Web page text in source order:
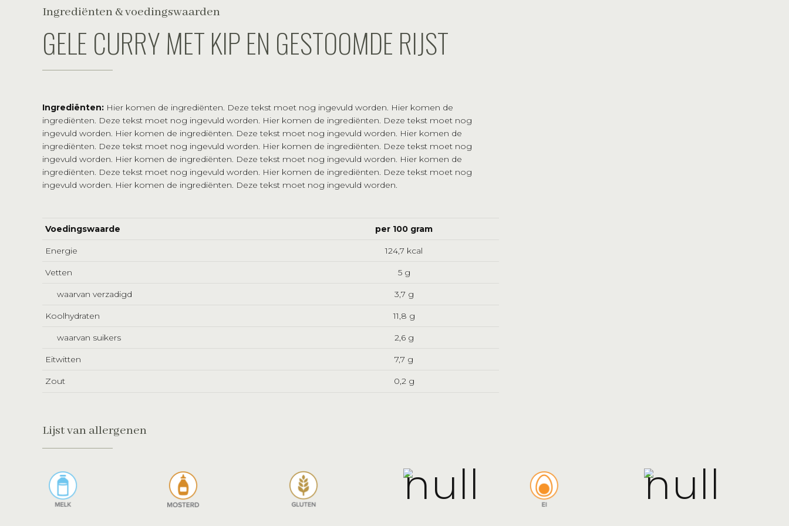
Ingrediënten & voedingswaarden
GELE CURRY MET KIP EN GESTOOMDE RIJST
Ingrediënten: Hier komen de ingrediënten. Deze tekst moet nog ingevuld worden. Hier komen de
ingrediënten. Deze tekst moet nog ingevuld worden. Hier komen de ingrediënten. Deze tekst moet nog
ingevuld worden. Hier komen de ingrediënten. Deze tekst moet nog ingevuld worden. Hier komen de
ingrediënten. Deze tekst moet nog ingevuld worden. Hier komen de ingrediënten. Deze tekst moet nog
ingevuld worden. Hier komen de ingrediënten. Deze tekst moet nog ingevuld worden. Hier komen de
ingrediënten. Deze tekst moet nog ingevuld worden. Hier komen de ingrediënten. Deze tekst moet nog
ingevuld worden. Hier komen de ingrediënten. Deze tekst moet nog ingevuld worden.
Voedingswaarde per 100 gram
Energie 124,7 kcal
Vetten 5 g
waarvan verzadigd 3,7 g
Koolhydraten 11,8 g
waarvan suikers 2,6 g
Eitwitten 7,7 g
Zout 0,2 g
Lijst van allergenen